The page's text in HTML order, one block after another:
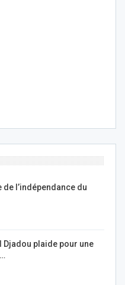
de l’indépendance du
Djadou plaide pour une